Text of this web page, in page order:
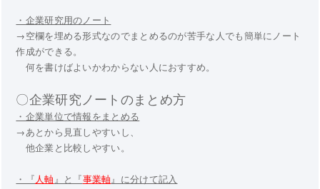
・企業研究用のノート
→空欄を埋める形式なのでまとめるのが苦手な人でも簡単にノート
作成ができる。
何を書けばよいかわからない人におすすめ。
〇企業研究ノートのまとめ方
・企業単位で情報をまとめる
→あとから見直しやすいし、
他企業と比較しやすい。
・『 人軸 』と『事業軸 』に分けて記入